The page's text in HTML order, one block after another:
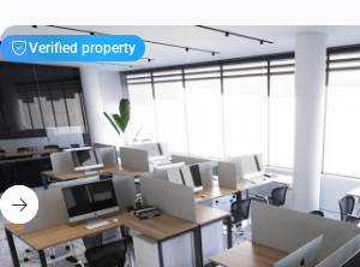
Verified property